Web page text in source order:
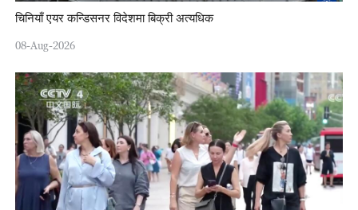
चिनियाँ एयर कन्डिसनर विदेशमा बिक्री अत्यधिक
08-Aug-2026